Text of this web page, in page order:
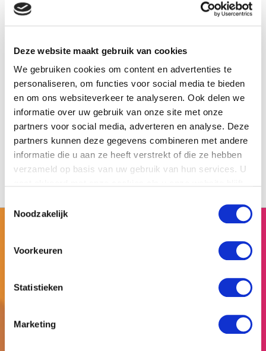
Deze website maakt gebruik van cookies
We gebruiken cookies om content en advertenties te
personaliseren, om functies voor social media te bieden
en om ons websiteverkeer te analyseren. Ook delen we
informatie over uw gebruik van onze site met onze
partners voor social media, adverteren en analyse. Deze
partners kunnen deze gegevens combineren met andere
informatie die u aan ze heeft verstrekt of die ze hebben
verzameld op basis van uw gebruik van hun services. U
Noodzakelijk
Voorkeuren
Statistieken
Marketing
Praktische informatie
Prijs :
vanaf € 17,50 p.p. + € 250
opstart/remote support via
videobellen door een
spelleider
Deelnemers:
10 - 1.000
Duur
:
60 -75 minuten
Talen
: Nederlands, Engels